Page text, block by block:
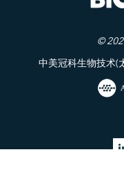
©
中美冠科生物技术(